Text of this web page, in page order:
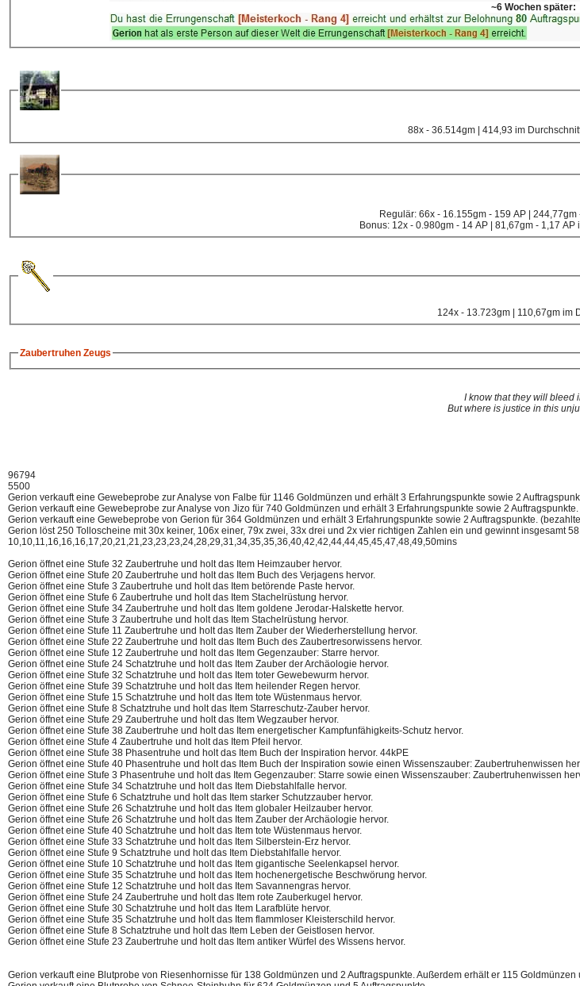
~6 Wochen später:
88x - 36.514gm | 414,93 im
Regulär: 66x - 16.155gm - 159 AP |
Bonus: 12x - 0.980gm - 14 AP | 81,67gm - 1,17
124x - 13.723gm | 110,67gm im
Zaubertruhen Zeugs
I know that they will bleed
But where is justice in this
96794
5500
Gerion verkauft eine Gewebeprobe zur Analyse von Falbe für 1146 Goldmünzen und erhält 3 Erfahrungspunkte sowie 2
Gerion verkauft eine Gewebeprobe zur Analyse von Jizo für 740 Goldmünzen und erhält 3 Erfahrungspunkte sowie 2
Gerion verkauft eine Gewebeprobe von Gerion für 364 Goldmünzen und erhält 3 Erfahrungspunkte sowie 2 Auftragspunkte.
Gerion löst 250 Tolloscheine mit 30x keiner, 106x einer, 79x zwei, 33x drei und 2x vier richtigen Zahlen ein und gewinnt insgesamt
10,10,11,16,16,16,17,20,21,21,23,23,23,24,28,29,31,34,35,35,36,40,42,42,44,44,45,45,47,48,49,50mins
Gerion öffnet eine Stufe 32 Zaubertruhe und holt das Item Heimzauber hervor.
Gerion öffnet eine Stufe 20 Zaubertruhe und holt das Item Buch des Verjagens hervor.
Gerion öffnet eine Stufe 3 Zaubertruhe und holt das Item betörende Paste hervor.
Gerion öffnet eine Stufe 6 Zaubertruhe und holt das Item Stachelrüstung hervor.
Gerion öffnet eine Stufe 34 Zaubertruhe und holt das Item goldene Jerodar-Halskette hervor.
Gerion öffnet eine Stufe 3 Zaubertruhe und holt das Item Stachelrüstung hervor.
Gerion öffnet eine Stufe 11 Zaubertruhe und holt das Item Zauber der Wiederherstellung hervor.
Gerion öffnet eine Stufe 22 Zaubertruhe und holt das Item Buch des Zaubertresorwissens hervor.
Gerion öffnet eine Stufe 12 Zaubertruhe und holt das Item Gegenzauber: Starre hervor.
Gerion öffnet eine Stufe 24 Schatztruhe und holt das Item Zauber der Archäologie hervor.
Gerion öffnet eine Stufe 32 Schatztruhe und holt das Item toter Gewebewurm hervor.
Gerion öffnet eine Stufe 39 Schatztruhe und holt das Item heilender Regen hervor.
Gerion öffnet eine Stufe 15 Schatztruhe und holt das Item tote Wüstenmaus hervor.
Gerion öffnet eine Stufe 8 Schatztruhe und holt das Item Starreschutz-Zauber hervor.
Gerion öffnet eine Stufe 29 Zaubertruhe und holt das Item Wegzauber hervor.
Gerion öffnet eine Stufe 38 Zaubertruhe und holt das Item energetischer Kampfunfähigkeits-Schutz hervor.
Gerion öffnet eine Stufe 4 Zaubertruhe und holt das Item Pfeil hervor.
Gerion öffnet eine Stufe 38 Phasentruhe und holt das Item Buch der Inspiration hervor. 44kPE
Gerion öffnet eine Stufe 40 Phasentruhe und holt das Item Buch der Inspiration sowie einen Wissenszauber: Zaubertruhenwissen
Gerion öffnet eine Stufe 3 Phasentruhe und holt das Item Gegenzauber: Starre sowie einen Wissenszauber: Zaubertruhenwissen
Gerion öffnet eine Stufe 34 Schatztruhe und holt das Item Diebstahlfalle hervor.
Gerion öffnet eine Stufe 6 Schatztruhe und holt das Item starker Schutzzauber hervor.
Gerion öffnet eine Stufe 26 Schatztruhe und holt das Item globaler Heilzauber hervor.
Gerion öffnet eine Stufe 26 Schatztruhe und holt das Item Zauber der Archäologie hervor.
Gerion öffnet eine Stufe 40 Schatztruhe und holt das Item tote Wüstenmaus hervor.
Gerion öffnet eine Stufe 33 Schatztruhe und holt das Item Silberstein-Erz hervor.
Gerion öffnet eine Stufe 9 Schatztruhe und holt das Item Diebstahlfalle hervor.
Gerion öffnet eine Stufe 10 Schatztruhe und holt das Item gigantische Seelenkapsel hervor.
Gerion öffnet eine Stufe 35 Schatztruhe und holt das Item hochenergetische Beschwörung hervor.
Gerion öffnet eine Stufe 12 Schatztruhe und holt das Item Savannengras hervor.
Gerion öffnet eine Stufe 24 Zaubertruhe und holt das Item rote Zauberkugel hervor.
Gerion öffnet eine Stufe 30 Schatztruhe und holt das Item Larafblüte hervor.
Gerion öffnet eine Stufe 35 Schatztruhe und holt das Item flammloser Kleisterschild hervor.
Gerion öffnet eine Stufe 8 Schatztruhe und holt das Item Leben der Geistlosen hervor.
Gerion öffnet eine Stufe 23 Zaubertruhe und holt das Item antiker Würfel des Wissens hervor.
Gerion verkauft eine Blutprobe von Riesenhornisse für 138 Goldmünzen und 2 Auftragspunkte. Außerdem erhält er 115